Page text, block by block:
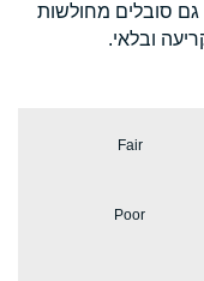
גם סובלים מחולשות
ובלאי.
Fair
Poor